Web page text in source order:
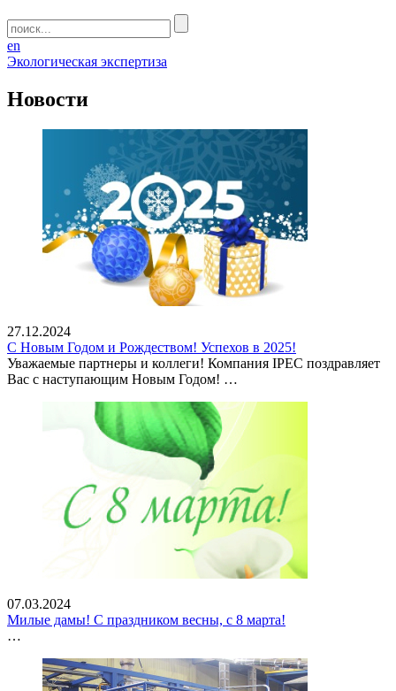
en
Экологическая экспертиза
Новости
27.12.2024
С Новым Годом и Рождеством! Успехов в 2025!
Уважаемые партнеры и коллеги! Компания IPEC поздравляет
Вас с наступающим Новым Годом! …
07.03.2024
Милые дамы! С праздником весны, с 8 марта!
…